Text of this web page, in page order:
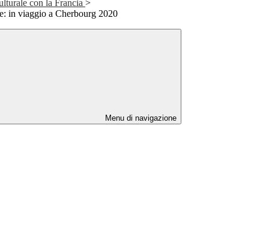
con la Francia >
in viaggio a Cherbourg 2020
Menu di navigazione